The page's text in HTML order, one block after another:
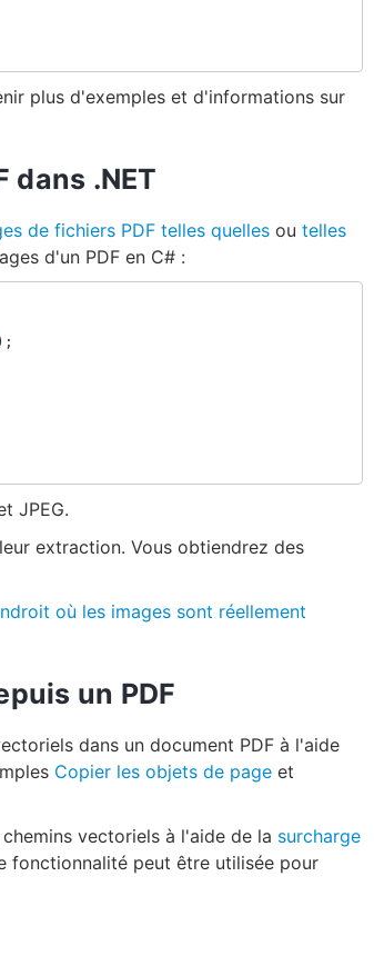
plus d'exemples et d'informations sur
dans .NET
de fichiers PDF telles quelles ou telles
d'un PDF en C# :
);
JPEG.
extraction. Vous obtiendrez des
où les images sont réellement
un PDF
dans un document PDF à l'aide
Copier les objets de page et
vectoriels à l'aide de la surcharge
fonctionnalité peut être utilisée pour